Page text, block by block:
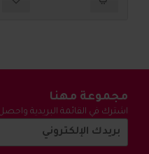
مجموعة مهنا
اشترك في القائمة البريدية
والتخفيضات !